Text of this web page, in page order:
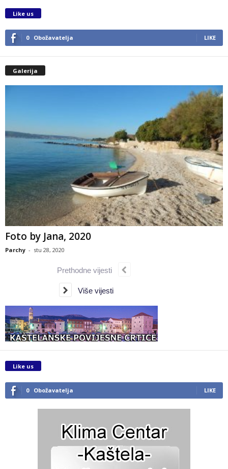
Like us
0 Obožavatelja LIKE
Galerija
Foto by Jana, 2020
Parchy - stu 28, 2020
Prethodne vijesti
Više vijesti
Like us
0 Obožavatelja LIKE